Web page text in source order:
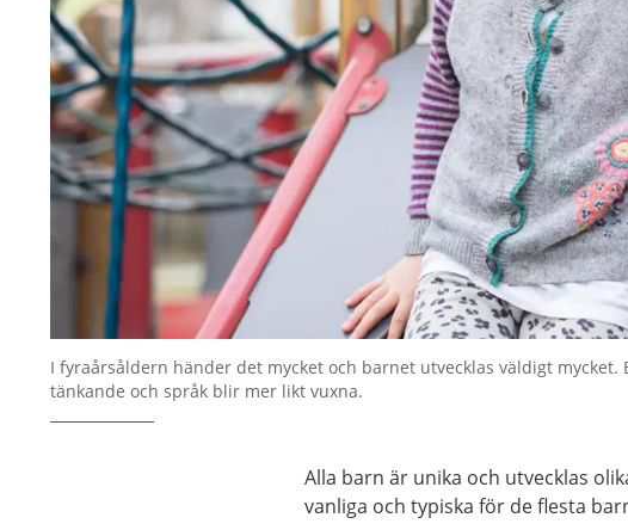
I fyraårsåldern händer det mycket och barnet utvecklas väldigt mycket.
tänkande och språk blir mer likt vuxna.
Alla barn är unika och utvecklas
vanliga och typiska för de flesta